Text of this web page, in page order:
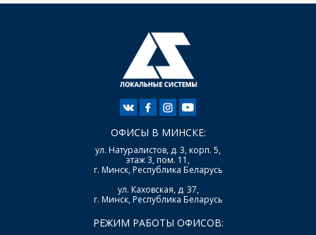
ОФИСЫ В МИНСКЕ:
ул. Натуралистов, д. 3, корп. 5,
этаж 3, пом. 11,
г. Минск, Республика Беларусь
ул. Каховская, д. 37,
г. Минск, Республика Беларусь
РЕЖИМ РАБОТЫ ОФИСОВ: